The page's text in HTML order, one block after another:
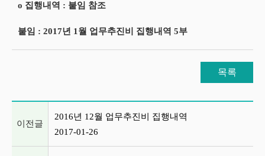
o 집행내역 : 붙임 참조
붙임 : 2017년 1월 업무추진비 집행내역 5부
목록
이전글
2016년 12월 업무추진비 집행내역
2017-01-26